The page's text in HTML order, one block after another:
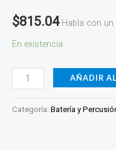
$815.04 Habla con
En existencia
AÑADIR
Categoría: Batería y